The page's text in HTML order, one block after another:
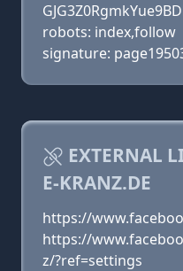
robots: index,follow
signature:
EXTERNAL
E-KRANZ.DE
https://
https://
z/?ref=settings